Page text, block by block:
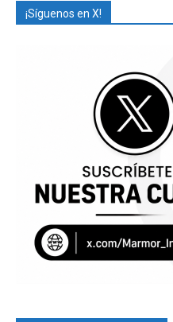
¡Síguenos en X!